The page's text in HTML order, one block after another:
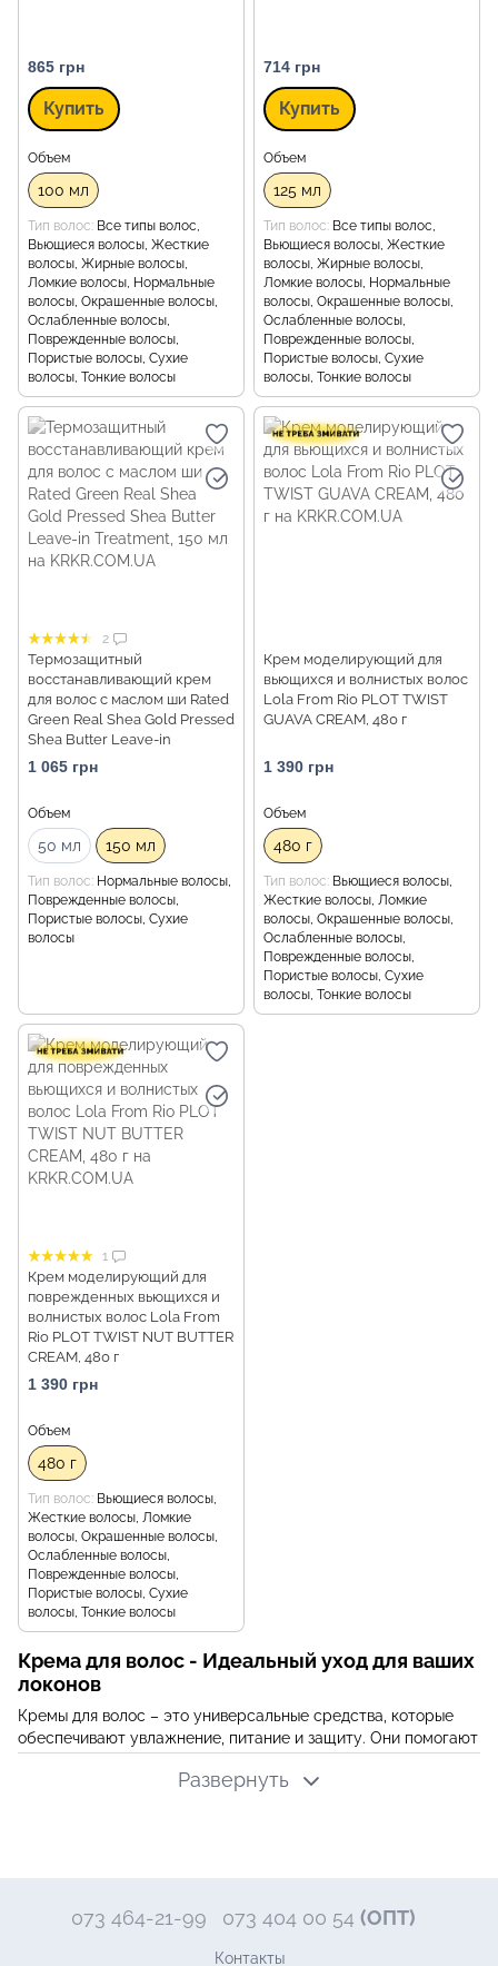
865 грн
Купить
Объем
100 мл
Тип волос Все типы волос,
Вьющиеся волосы, Жесткие
волосы, Жирные волосы,
Ломкие волосы, Нормальные
волосы, Окрашенные волосы,
Ослабленные волосы,
Поврежденные волосы,
Пористые волосы, Сухие
волосы, Тонкие волосы
714 грн
Купить
Объем
125 мл
Тип волос Все типы волос,
Вьющиеся волосы, Жесткие
волосы, Жирные волосы,
Ломкие волосы, Нормальные
волосы, Окрашенные волосы,
Ослабленные волосы,
Поврежденные волосы,
Пористые волосы, Сухие
волосы, Тонкие волосы
2
Термозащитный
восстанавливающий крем
для волос с маслом ши Rated
Green Real Shea Gold Pressed
Shea Butter Leave-in
Treatment, 150 мл
1 065 грн
Объем
50 мл 150 мл
Тип волос Нормальные волосы,
Поврежденные волосы,
Пористые волосы, Сухие
волосы
Крем моделирующий для
вьющихся и волнистых волос
Lola From Rio PLOT TWIST
GUAVA CREAM, 480 г
1 390 грн
Объем
480 г
Тип волос Вьющиеся волосы,
Жесткие волосы, Ломкие
волосы, Окрашенные волосы,
Ослабленные волосы,
Поврежденные волосы,
Пористые волосы, Сухие
волосы, Тонкие волосы
1
Крем моделирующий для
поврежденных вьющихся и
волнистых волос Lola From
Rio PLOT TWIST NUT BUTTER
CREAM, 480 г
1 390 грн
Объем
480 г
Тип волос Вьющиеся волосы,
Жесткие волосы, Ломкие
волосы, Окрашенные волосы,
Ослабленные волосы,
Поврежденные волосы,
Пористые волосы, Сухие
волосы, Тонкие волосы
Крема для волос - Идеальный уход для ваших
локонов
Кремы для волос – это универсальные средства, которые
обеспечивают увлажнение, питание и защиту. Они помогают
послушными и сияющими. В нашем магазине
Развернуть
073 464-21-99 073 404 00 54 (ОПТ)
Контакты